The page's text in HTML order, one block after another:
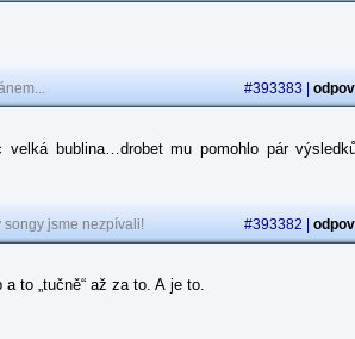
#393383 |
bublina…drobet mu pomohlo pár
songy jsme nezpívali! #393382 |
to „tučně“ až za to. A je to.